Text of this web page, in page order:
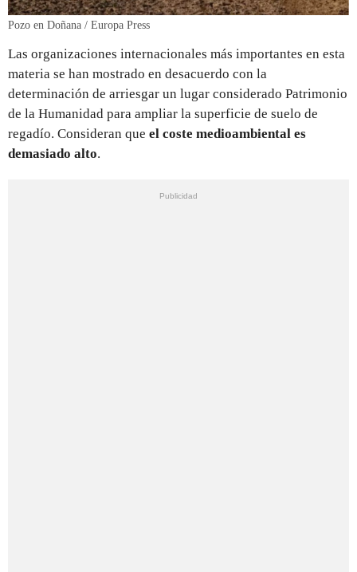
Pozo en Doñana / Europa Press
Las organizaciones internacionales más importantes en esta
materia se han mostrado en desacuerdo con la
determinación de arriesgar un lugar considerado Patrimonio
de la Humanidad para ampliar la superficie de suelo de
regadío. Consideran que el coste medioambiental es
demasiado alto.